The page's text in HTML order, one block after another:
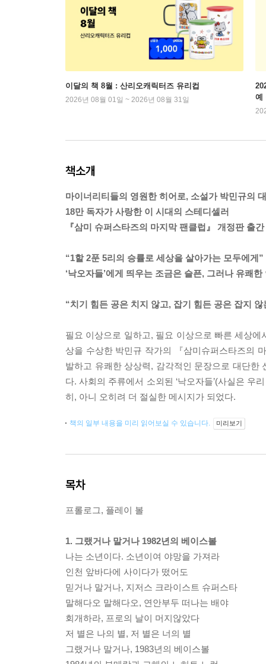
이달의 책 8월 : 산리오캐릭터즈 유리컵
2026년 08월 01일 ~ 2026년 08월 31일
예
책소개
마이너리티들의 영원한 히어로, 소설가 박민규의
18만 독자가 사랑한 이 시대의 스테디셀러
『삼미 슈퍼스타즈의 마지막 팬클럽』 개정판 출간
“1할 2푼 5리의 승률로 세상을 살아가는 모두에게”
‘낙오자들’에게 띄우는 조금은 슬픈, 그러나 유쾌한
“치기 힘든 공은 치지 않고, 잡기 힘든 공은 잡지 않
필요 이상으로 일하고, 필요 이상으로 빠른 세상
상을 수상한 박민규 작가의 『삼미슈퍼스타즈의
발하고 유쾌한 상상력, 감각적인 문장으로 대단
다. 사회의 주류에서 소외된 ‘낙오자들’(사실은
히, 아니 오히려 더 절실한 메시지가 되었다.
책의 일부 내용을 미리 읽어보실 수 있습니다. 미리보기
목차
프롤로그, 플레이 볼
1. 그랬거나 말거나 1982년의 베이스볼
나는 소년이다. 소년이여 야망을 가져라
인천 앞바다에 사이다가 떴어도
믿거나 말거나, 지저스 크라이스트 슈퍼스타
말해다오 말해다오, 연안부두 떠나는 배야
회개하라, 프로의 날이 머지않았다
저 별은 나의 별, 저 별은 너의 별
그랬거나 말거나, 1983년의 베이스볼